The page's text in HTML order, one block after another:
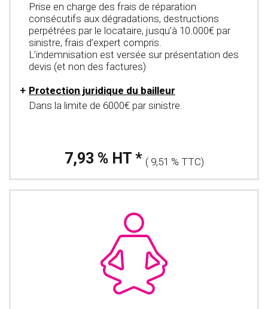
Prise en charge des frais de réparation
consécutifs aux dégradations, destructions
perpétrées par le locataire, jusqu’à 10.000€ par
sinistre, frais d’expert compris.
L’indemnisation est versée sur présentation des
devis (et non des factures)
Protection juridique du bailleur
Dans la limite de 6000€ par sinistre.
7,93 % HT * ( 9,51 % TTC)